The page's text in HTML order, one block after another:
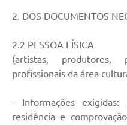
2. DOS DOCUMENTOS
2.2 PESSOA FÍSICA
(artistas, produtores,
profissionais da área
- Informações exigidas:
residência e